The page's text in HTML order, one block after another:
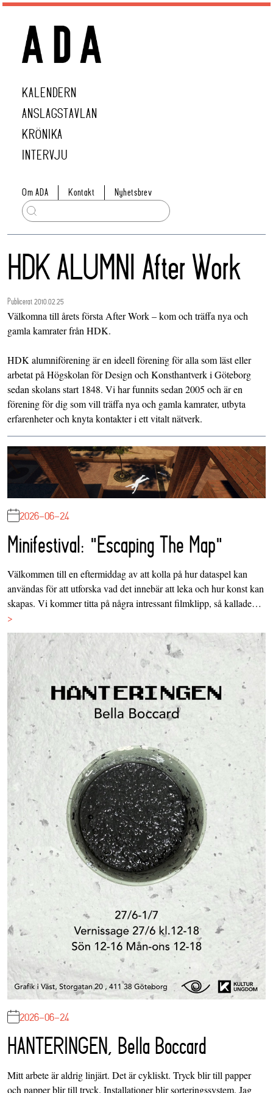
KALENDERN
ANSLAGSTAVLAN
KRÖNIKA
INTERVJU
Om ADA Kontakt Nyhetsbrev
HDK ALUMNI After Work
Publicerat 2010.02.25
Välkomna till årets första After Work – kom och träffa nya och
gamla kamrater från HDK.
HDK alumniförening är en ideell förening för alla som läst eller
arbetat på Högskolan för Design och Konsthantverk i Göteborg
sedan skolans start 1848. Vi har funnits sedan 2005 och är en
förening för dig som vill träffa nya och gamla kamrater, utbyta
erfarenheter och knyta kontakter i ett vitalt nätverk.
2026-06-24
Minifestival: "Escaping The Map"
Välkommen till en eftermiddag av att kolla på hur dataspel kan
användas för att utforska vad det innebär att leka och hur konst kan
skapas. Vi kommer titta på några intressant filmklipp, så kallade…
>
2026-06-24
HANTERINGEN, Bella Boccard
Mitt arbete är aldrig linjärt. Det är cykliskt. Tryck blir till papper
och papper blir till tryck. Installationer blir sorteringssystem. Jag